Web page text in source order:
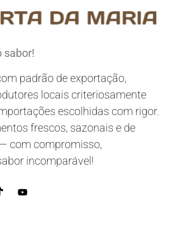
sabor!
padrão de exportação,
locais criteriosamente
escolhidas com rigor.
frescos, sazonais e de
com compromisso,
incomparável!